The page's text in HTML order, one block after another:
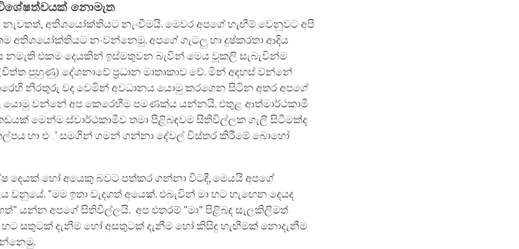
නොමැත
අතිශයෝක්තියට නැංවීමයි. මෙවර අපගේ හැඟීම් වෙනුවට අපි
අතිශයෝක්තියට නංවන්නෙමු. අපගේ ගැටලු හා දුෂ්කරතා ආදිය
නමැති එකම දෙයකින් ඉස්මතුවන බැවින් මෙය වූකලි සැබැවින්ම
පුහුණු) දේශනාවේ ප්‍රධාන මාතෘකාව වේ. මින් අදහස් වන්නේ
නිරතුරු වද වෙමින් අවධානය යොමු කරගෙන සිටින අතර අපගේ
යොමු වන්නේ අප කෙරෙහිම පමණක්ය යන්නයි. එතුළ ආත්මාර්ථකාමී
මෙන්ම ස්වාර්ථකාමීව තමා පිළිබඳවම සිතිවිල්ලක ගැලී සිටීමක්ද
හා එ් සමගින් ගමන් ගන්නා දේවල් විස්තර කිරීමේ බොහෝ
දෙයක් හෝ අයෙකු බවට පත්කර ගන්නා විටදී, මෙයයි අපගේ
වනුයේ. "මම ඉතා වැදගත් අයෙක්. එබැවින් මා හට හැඟෙන දෙයද
යන්න අපගේ සිතිවිල්ලයි. අප එතරම් "මා" පිළිබඳ සැලකිලිමත්
හට සතුටක් දැනීම හෝ අසතුටක් දැනීම හෝ කිසිදු හැඟීමක් නොදැනීම